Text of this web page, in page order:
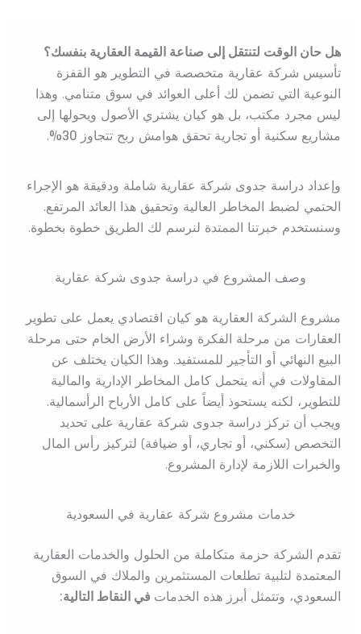
هل حان الوقت لتنتقل إلى صناعة القيمة العقارية بنفسك؟
تأسيس شركة عقارية متخصصة في التطوير هو القفزة
النوعية التي تضمن لك أعلى العوائد في سوق متنامي. وهذا
ليس مجرد مكتب، بل هو كيان يشتري الأصول ويحولها إلى
مشاريع سكنية أو تجارية تحقق هوامش ربح تتجاوز 30%
.
وإعداد دراسة جدوى شركة عقارية شاملة ودقيقة هو الإجراء
الحتمي لضبط المخاطر العالية وتحقيق هذا العائد المرتفع.
وسنستخدم خبرتنا الممتدة لنرسم لك الطريق خطوة بخطوة.
وصف المشروع في دراسة جدوى شركة عقارية
مشروع الشركة العقارية هو كيان اقتصادي يعمل على تطوير
العقارات من مرحلة الفكرة وشراء الأرض الخام حتى مرحلة
البيع النهائي أو التأجير للمستفيد. وهذا الكيان يختلف عن
المقاولات في أنه يتحمل كامل المخاطر الإدارية والمالية
للتطوير، لكنه يستحوذ أيضاً على كامل الأرباح الرأسمالية.
ويجب أن تركز دراسة جدوى شركة عقارية على تحديد
التخصص (سكني، أو تجاري، أو ضيافة) لتركيز رأس المال
والخبرات اللازمة لإدارة المشروع.
خدمات مشروع شركة عقارية في السعودية
تقدم الشركة حزمة متكاملة من الحلول والخدمات العقارية
المعتمدة لتلبية تطلعات المستثمرين والملاك في السوق
السعودي، وتتمثل أبرز هذه الخدماتفي النقاط التالية: